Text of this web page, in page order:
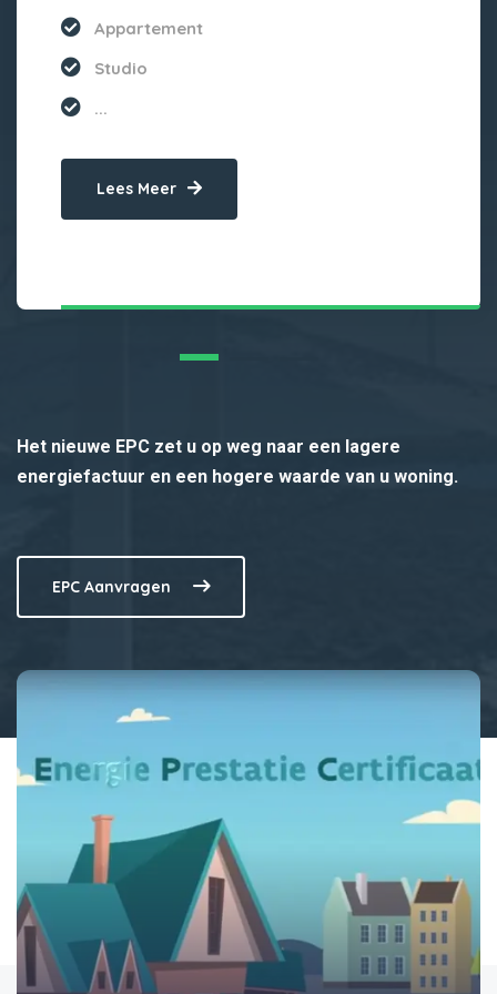
Appartement
Studio
...
Lees Meer
Het nieuwe EPC zet u op weg naar een lagere
energiefactuur en een hogere waarde van u woning.
EPC Aanvragen